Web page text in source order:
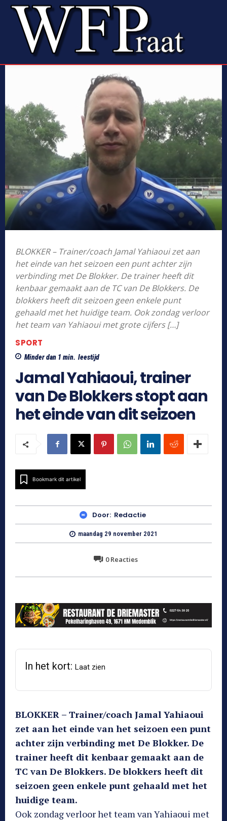
BLOKKER – Trainer/coach Jamal Yahiaoui zet aan
het einde van het seizoen een punt achter zijn
verbinding met De Blokker. De trainer heeft dit
kenbaar gemaakt aan de TC van De Blokkers. De
blokkers heeft dit seizoen geen enkele punt
gehaald met het huidige team. Ook zondag verloor
het team van Yahiaoui met grote cijfers […]
SPORT
Minder dan 1 min. leestijd
Jamal Yahiaoui, trainer
van De Blokkers stopt aan
het einde van dit seizoen
Bookmark dit artikel
Door: Redactie
maandag 29 november 2021
0Reacties
In het kort: Laat zien
BLOKKER – Trainer/coach Jamal Yahiaoui
zet aan het einde van het seizoen een punt
achter zijn verbinding met De Blokker. De
trainer heeft dit kenbaar gemaakt aan de
TC van De Blokkers. De blokkers heeft dit
seizoen geen enkele punt gehaald met het
huidige team.
Ook zondag verloor het team van Yahiaoui met